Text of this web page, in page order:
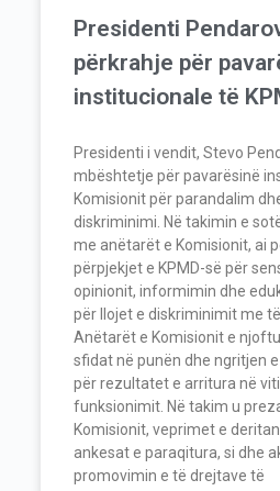
Presidenti
përkrahje për
institucionale të
Presidenti i vendit, Stevo
mbështetje për pavarësinë
Komisionit për parandalim
diskriminimi. Në takimin e
me anëtarët e Komisionit, ai
përpjekjet e KPMD-së për
opinionit, informimin dhe
për llojet e diskriminimit me
Anëtarët e Komisionit e
sfidat në punën dhe ngritjen
për rezultatet e arritura në
funksionimit. Në takim u
Komisionit, veprimet e
ankesat e paraqitura, si dhe
promovimin e të drejtave të